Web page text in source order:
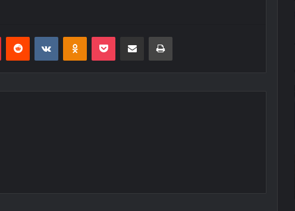
PinterestReddit VKontakteOdnoklassniki
Pocket E-Posta ile paylaş Yazdır